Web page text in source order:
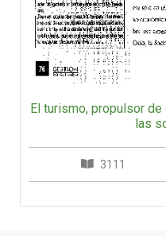
El turismo, propulsor
las
3111